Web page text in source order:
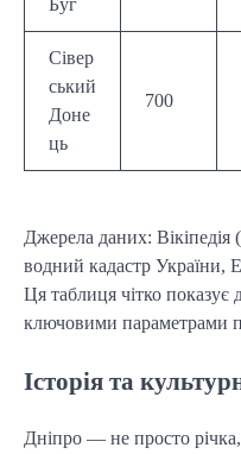
Буг
Сівер
ський
Доне
ць
700
Джерела даних:
водний кадастр України,
Ця таблиця чітко показує
ключовими параметрами
Історія та
Дніпро — не просто